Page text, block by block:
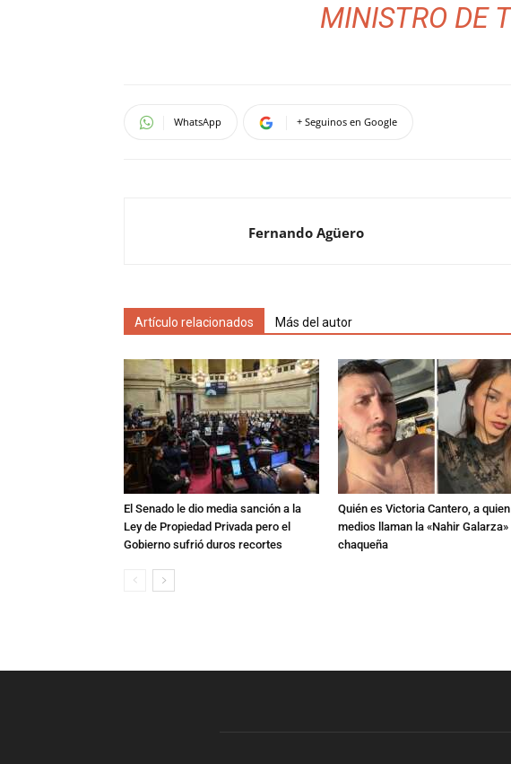
MINISTRO DE
WhatsApp + Seguinos en Google
Fernando Agüero
Artículo relacionados Más del autor
El Senado le dio media sanción a la
Ley de Propiedad Privada pero el
Gobierno sufrió duros recortes
Quién es Victoria Cantero, a
medios llaman la «Nahir Galarza»
chaqueña